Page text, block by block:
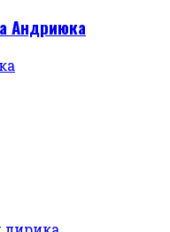
Андриюка